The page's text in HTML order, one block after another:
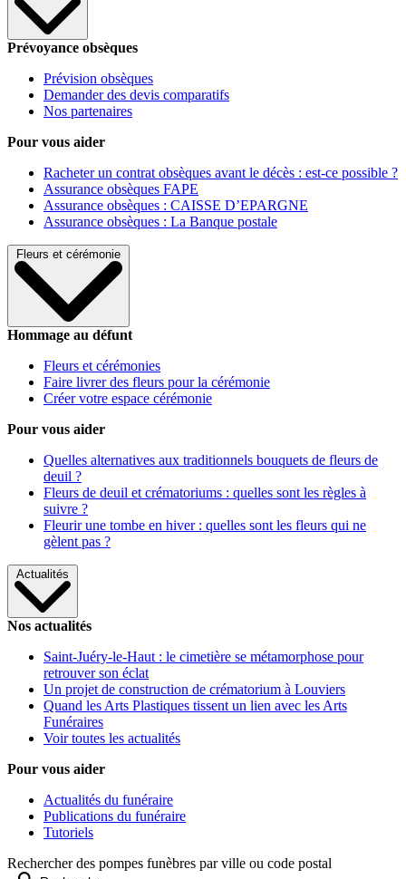
Prévoyance obsèques
Prévision obsèques
Demander des devis comparatifs
Nos partenaires
Pour vous aider
Racheter un contrat obsèques avant le décès : est-ce possible ?
Assurance obsèques FAPE
Assurance obsèques : CAISSE D’EPARGNE
Assurance obsèques : La Banque postale
Fleurs et cérémonie
Hommage au défunt
Fleurs et cérémonies
Faire livrer des fleurs pour la cérémonie
Créer votre espace cérémonie
Pour vous aider
Quelles alternatives aux traditionnels bouquets de fleurs de
deuil ?
Fleurs de deuil et crématoriums : quelles sont les règles à
suivre ?
Fleurir une tombe en hiver : quelles sont les fleurs qui ne
gèlent pas ?
Actualités
Nos actualités
Saint-Juéry-le-Haut : le cimetière se métamorphose pour
retrouver son éclat
Un projet de construction de crématorium à Louviers
Quand les Arts Plastiques tissent un lien avec les Arts
Funéraires
Voir toutes les actualités
Pour vous aider
Actualités du funéraire
Publications du funéraire
Tutoriels
Rechercher des pompes funèbres par ville ou code postal